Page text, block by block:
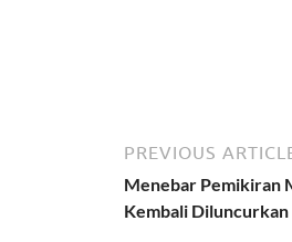
PREVIOUS
Menebar Pemikiran
Kembali Diluncurkan